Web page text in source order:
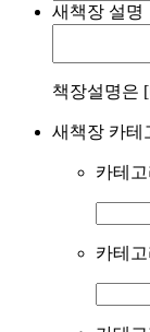
새책장 설명
책장설명은
새책장 카테
카테고
카테고